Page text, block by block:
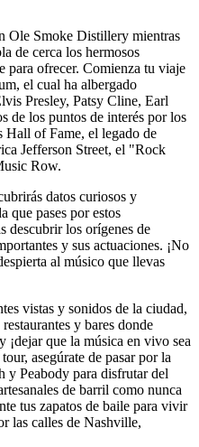
Ole Smoke Distillery mientras
de cerca los hermosos
para ofrecer. Comienza tu viaje
el cual ha albergado
Presley, Patsy Cline, Earl
de los puntos de interés por los
Hall of Fame, el legado de
Jefferson Street, el "Rock
Row.
datos curiosos y
que pases por estos
descubrir los orígenes de
y sus actuaciones. ¡No
al músico que llevas
vistas y sonidos de la ciudad,
y bares donde
¡dejar que la música en vivo sea
asegúrate de pasar por la
y Peabody para disfrutar del
de barril como nunca
tus zapatos de baile para vivir
las calles de Nashville,